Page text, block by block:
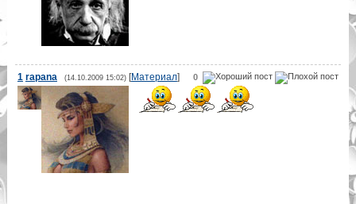
0
1 rapana (14.10.2009 15:02)[Материал]